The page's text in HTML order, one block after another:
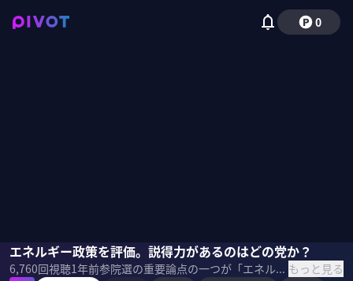
0
エネルギー政策を評価。説得力があるのはどの党か？
6,760回視聴1年前 参院選の重要論点の一つが「エネルギー政策」。各党はどんな主張をしているのか？どの党の公約に説得力があるのか？国際環境経済研究所理事の竹内純子氏に聞いた。 ＜ゲスト＞ 竹内純子｜国際環境経済研究所理事 専門はエネルギー・温暖化政策。慶應義塾大学法学部を卒業後、東京電力で環境部門を担当。福島原発事故を機に独立し、国連気候変動枠組条約交渉に10年以上参加。政府委員も務めつつ、大学などで研究・提言を行う。 ＜目次＞ もっと見る
竹内純子佐々木紀彦